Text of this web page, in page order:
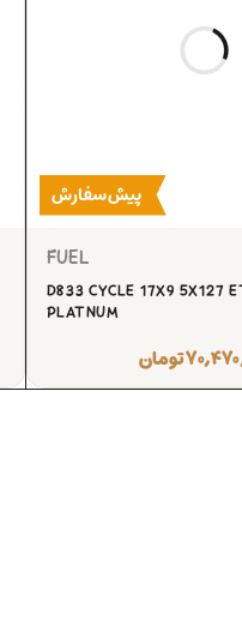
پیش‌سفارش
FUEL
D833 CYCLE 17X9 5X127
PLATNUM
تومان